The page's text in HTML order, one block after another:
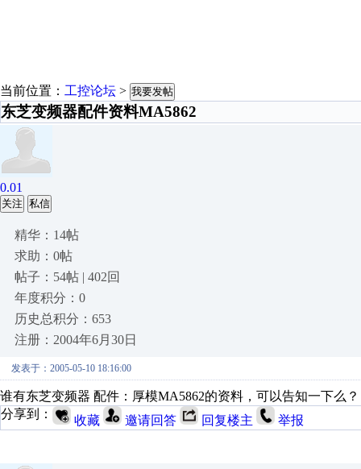
当前位置： 工控论坛 > 我要发帖
东芝变频器配件资料MA5862
0.01
关注 私信
精华：14帖
求助：0帖
帖子：54帖 | 402回
年度积分：0
历史总积分：653
注册：2004年6月30日
发表于：2005-05-10 18:16:00
谁有东芝变频器 配件：厚模MA5862的资料，可以告知一下么？
分享到：
收藏 邀请回答 回复楼主 举报